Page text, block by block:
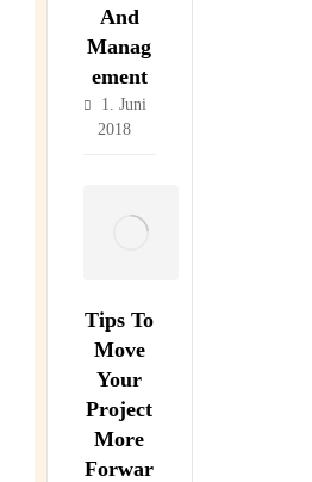
And
Manag
ement
1. Juni
2018
Tips To
Move
Your
Project
More
Forwar